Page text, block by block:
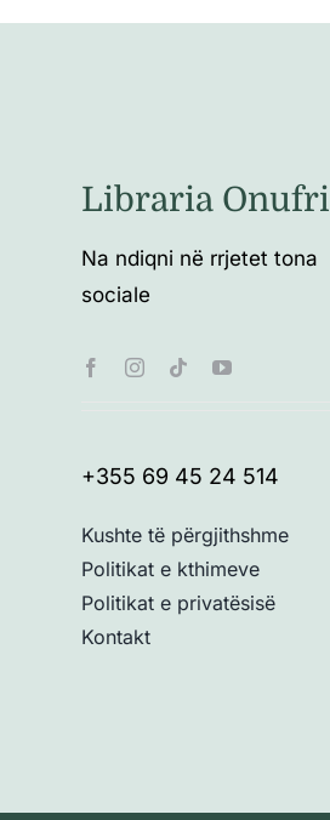
Libraria Onufri
Na ndiqni në rrjetet tona
sociale
+355 69 45 24 514
Kushte të përgjithshme
Politikat e kthimeve
Politikat e privatësisë
Kontakt